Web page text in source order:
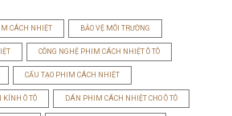
CÁCH NHIỆT BẢO VỆ MÔI TRƯỜNG
CÔNG NGHỆ PHIM CÁCH NHIỆT Ô TÔ
CẤU TẠO PHIM CÁCH NHIỆT
KÍNH Ô TÔ DÁN PHIM CÁCH NHIỆT CHO Ô TÔ